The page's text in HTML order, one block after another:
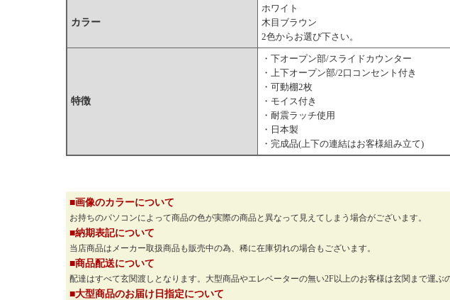
カラー
ホワイト
木目ブラウン
2色からお選び下さい。
特徴
・下オープン部/スライドカウンター
・上下オープン部/2口コンセント付き
・可動棚2枚
・モイス付き
・耐震ラッチ使用
・日本製
・完成品(上下の連結はお客様組み立て)
■画像のカラーについて
お持ちのパソコンによって商品の色が実際の商品と異なって見えてしまう場合がございます。
■納期表記について
当店商品はメーカー取扱商品も販売中の為、稀に在庫切れの場合もございます。
■商品配送について
配達はすべて玄関渡しとなります。大型商品やエレベーターの無い2F以上のお客様は玄関まで運ぶ
■大型商品のお届け日指定について